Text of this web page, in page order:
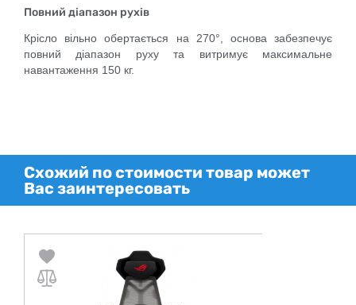
Повний діапазон рухів
Крісло вільно обертається на 270°, основа забезпечує
повний діапазон руху та витримує максимальне
навантаження 150 кг.
Схожий по стоимости товар может
Вас заинтересовать